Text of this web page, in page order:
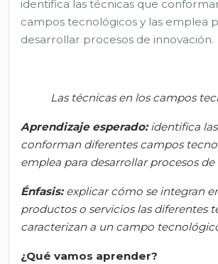
identifica las técnicas que
campos tecnológicos y las emplea
desarrollar procesos de innovación.
Las técnicas en los campos
Aprendizaje esperado: identifica
conforman diferentes campos
emplea para desarrollar procesos
Énfasis:explicar cómo se integran
productos o servicios las diferentes
caracterizan a un campo
¿Qué vamos aprender?